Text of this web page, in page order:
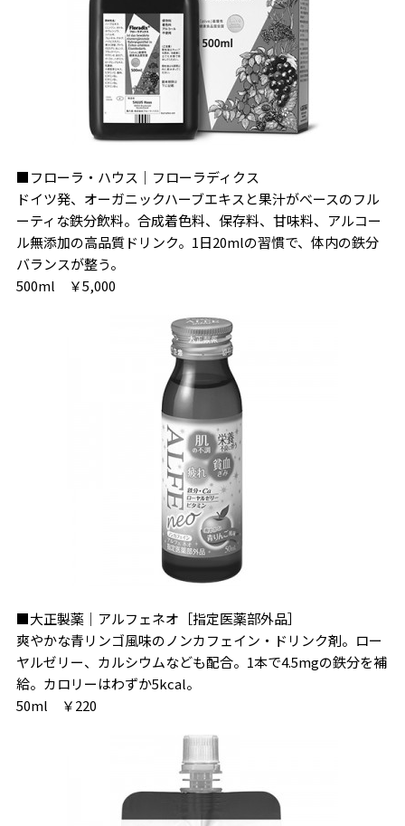
■フローラ・ハウス｜フローラディクス
ドイツ発、オーガニックハーブエキスと果汁がべースのフル
ーティな鉄分飲料。合成着色料、保存料、甘味料、アルコー
ル無添加の高品質ドリンク。1日20mlの習慣で、体内の鉄分
バランスが整う。
500ml ￥5,000
■大正製薬｜アルフェネオ［指定医薬部外品］
爽やかな青リンゴ風味のノンカフェイン・ドリンク剤。ロー
ヤルゼリー、カルシウムなども配合。1本で4.5mgの鉄分を補
給。カロリーはわずか5kcal。
50ml ￥220